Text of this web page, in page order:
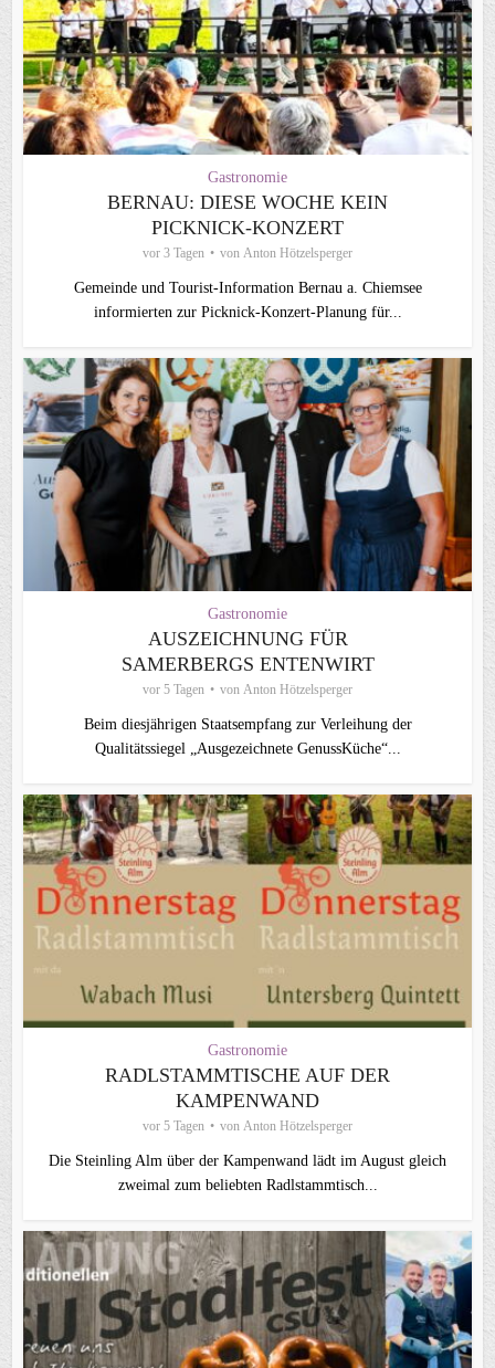
Gastronomie
BERNAU: DIESE WOCHE KEIN
PICKNICK-KONZERT
vor 3 Tagen von Anton Hötzelsperger
Gemeinde und Tourist-Information Bernau a. Chiemsee
informierten zur Picknick-Konzert-Planung für...
Gastronomie
AUSZEICHNUNG FÜR
SAMERBERGS ENTENWIRT
vor 5 Tagen von Anton Hötzelsperger
Beim diesjährigen Staatsempfang zur Verleihung der
Qualitätssiegel „Ausgezeichnete GenussKüche“...
Gastronomie
RADLSTAMMTISCHE AUF DER
KAMPENWAND
vor 5 Tagen von Anton Hötzelsperger
Die Steinling Alm über der Kampenwand lädt im August gleich
zweimal zum beliebten Radlstammtisch...